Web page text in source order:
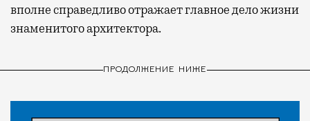
вполне справедливо отражает главное дело жизни
знаменитого архитектора.
ПРОДОЛЖЕНИЕ НИЖЕ